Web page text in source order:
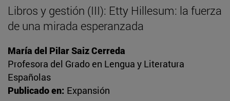
Libros y gestión (III): Etty Hillesum: la fuerza
de una mirada esperanzada
María del Pilar Saiz Cerreda
Profesora del Grado en Lengua y Literatura
Españolas
Publicado en: Expansión